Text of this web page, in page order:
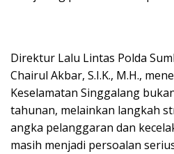
Direktur Lalu Lintas Polda
Chairul Akbar, S.I.K., M.H.,
Keselamatan Singgalang
tahunan, melainkan langkah
angka pelanggaran dan
masih menjadi persoalan